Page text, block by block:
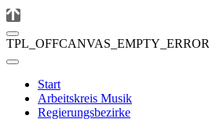
TPL_OFFCANVAS_EMPTY_ERROR
Start
Arbeitskreis Musik
Regierungsbezirke